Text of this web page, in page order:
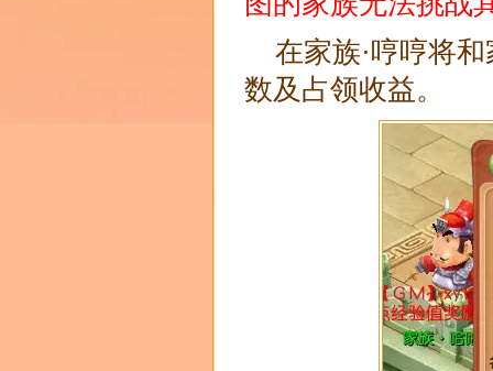
在家族·哼哼将
数及占领收益。